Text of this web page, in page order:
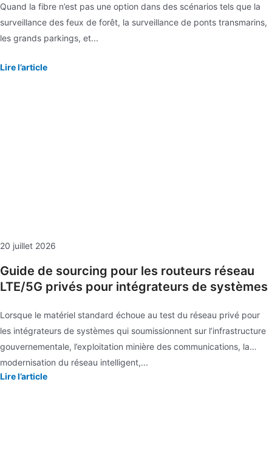
Quand la fibre n’est pas une option dans des scénarios tels que la
surveillance des feux de forêt, la surveillance de ponts transmarins,
les grands parkings, et...
Lire l’article
20 juillet 2026
Guide de sourcing pour les routeurs réseau
LTE/5G privés pour intégrateurs de systèmes
Lorsque le matériel standard échoue au test du réseau privé pour
les intégrateurs de systèmes qui soumissionnent sur l’infrastructure
gouvernementale, l’exploitation minière des communications, la
modernisation du réseau intelligent,...
Lire l’article